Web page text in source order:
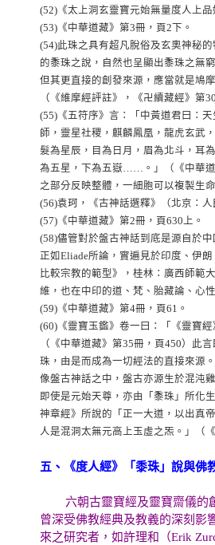
(52) 《太上洞玄靈寶元始無量度人上
(53) 《中華道藏》第3冊，頁2下。
(54)此珠之具有超凡脫俗及玄奧神秘
的黍珠之說，自然也呈顯出黍珠之無
但其更直接的創發來源，應當就是鳩
（《維摩經評註》，《卍續藏經》第
(55) 《五符序》言：「中黃道君曰：
師，靈星社稷，麒麟鳳凰，龍虎玄武
髮為星辰，目為日月，眉為北斗，耳
為五星，下為五嶽……。」（《中華道
之部分反映整體，一細胞可以複製生
(56)袁珂，《古神話選釋》（北京：
(57) 《中華道藏》第2冊，頁630上。
(58)儘管對於盤古神話到底是源自於
正如Eliade所論，實遍見於印度、伊
比較宗教的範型》，桂林：廣西師範
維，也在中印的道、梵、胎藏論、心
(59) 《中華道藏》第4冊，頁61。
(60) 《靈寶玉鑑》卷一曰：「《靈寶
（《中華道藏》第35冊，頁450）此
珠，由是而成為一切經法的直接來源
像盤古神話之中，盤古亦源生於混沌
即使是元始天尊，亦由「黍珠」所化
神章經》所說的「正一大道，以出真
人是混洞太無元高上玉虛之炁。」（
五、《度人經》「黍珠」說與佛
六朝古靈寶經及靈寶齋儀的創
曾深受佛教經典及教義的深刻影
來之研究者，如許理和（Erik